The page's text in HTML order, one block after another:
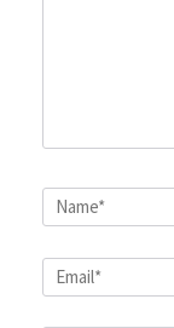
Name*
Email*